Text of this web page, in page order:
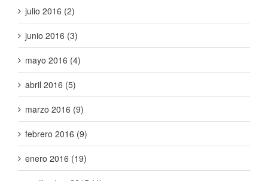
julio 2016 (2)
junio 2016 (3)
mayo 2016 (4)
abril 2016 (5)
marzo 2016 (9)
febrero 2016 (9)
enero 2016 (19)